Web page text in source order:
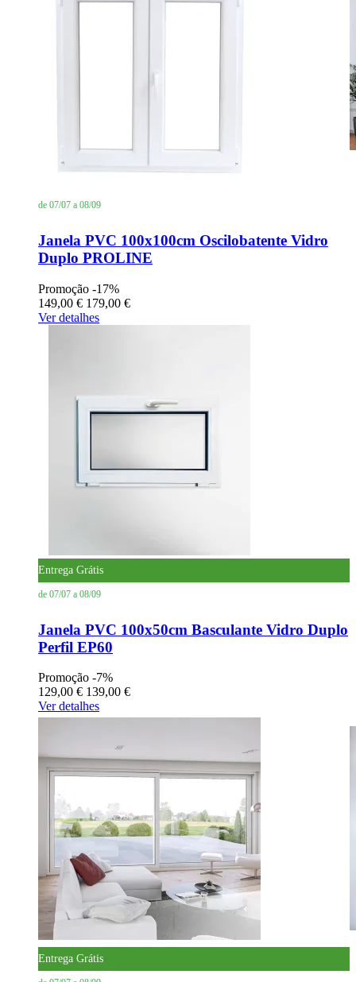
de 07/07 a 08/09
Janela PVC 100x100cm Oscilobatente Vidro
Duplo PROLINE
Promoção -17%
149,00 € 179,00 €
Ver detalhes
Entrega Grátis
de 07/07 a 08/09
Janela PVC 100x50cm Basculante Vidro Duplo
Perfil EP60
Promoção -7%
129,00 € 139,00 €
Ver detalhes
Entrega Grátis